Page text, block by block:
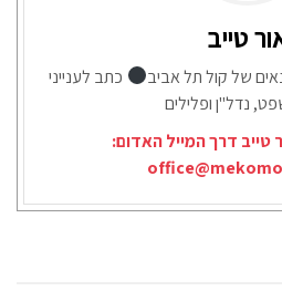
טייב
של קול תל אביב
כתב לענייני
נדל"ן ופלילים
טייב דרך המייל האדום: